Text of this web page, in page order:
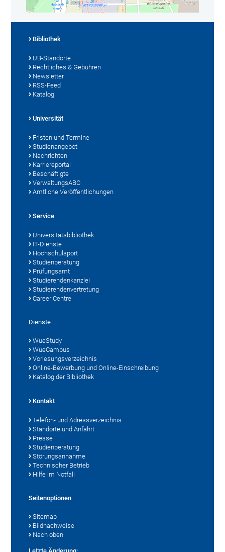
Bibliothek
UB-Standorte
Rechtliches & Gebühren
Newsletter
RSS-Feed
Katalog
Universität
Fristen und Termine
Studienangebot
Nachrichten
Karriereportal
Beschäftigte
VerwaltungsABC
Amtliche Veröffentlichungen
Service
Universitätsbibliothek
IT-Dienste
Hochschulsport
Studienberatung
Prüfungsamt
Studierendenkanzlei
Studierendenvertretung
Career Centre
Dienste
WueStudy
WueCampus
Vorlesungsverzeichnis
Online-Bewerbung und Online-Einschreibung
Katalog der Bibliothek
Kontakt
Telefon- und Adressverzeichnis
Standorte und Anfahrt
Presse
Studienberatung
Störungsannahme
Technischer Betrieb
Hilfe im Notfall
Seitenoptionen
Sitemap
Bildnachweise
Nach oben